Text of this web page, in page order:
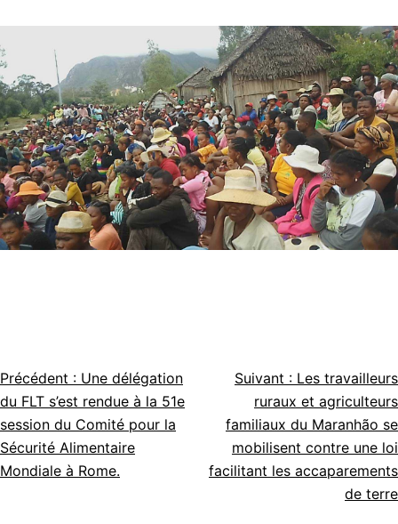
Navigation
de
l’article
Précédent : Une délégation
du FLT s’est rendue à la 51e
session du Comité pour la
Sécurité Alimentaire
Mondiale à Rome.
Suivant : Les travailleurs
ruraux et agriculteurs
familiaux du Maranhão se
mobilisent contre une loi
facilitant les accaparements
de terre